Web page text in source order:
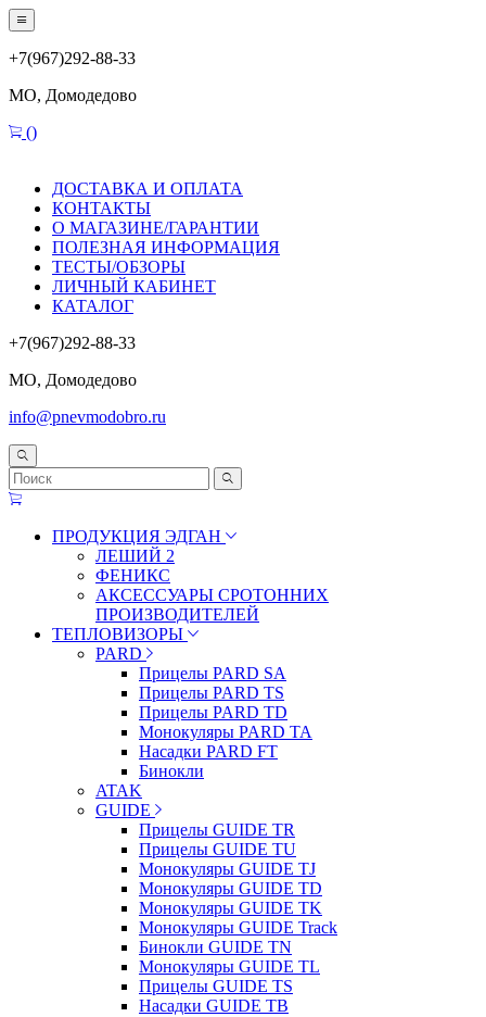
+7(967)292-88-33
МО, Домодедово
()
ДОСТАВКА И ОПЛАТА
КОНТАКТЫ
О МАГАЗИНЕ/ГАРАНТИИ
ПОЛЕЗНАЯ ИНФОРМАЦИЯ
ТЕСТЫ/ОБЗОРЫ
ЛИЧНЫЙ КАБИНЕТ
КАТАЛОГ
+7(967)292-88-33
МО, Домодедово
info@pnevmodobro.ru
ПРОДУКЦИЯ ЭДГАН
ЛЕШИЙ 2
ФЕНИКС
АКСЕССУАРЫ СРОТОННИХ
ПРОИЗВОДИТЕЛЕЙ
ТЕПЛОВИЗОРЫ
PARD
Прицелы PARD SA
Прицелы PARD TS
Прицелы PARD TD
Монокуляры PARD TA
Насадки PARD FT
Бинокли
ATAK
GUIDE
Прицелы GUIDE TR
Прицелы GUIDE TU
Монокуляры GUIDE TJ
Монокуляры GUIDE TD
Монокуляры GUIDE TK
Монокуляры GUIDE Track
Бинокли GUIDE TN
Монокуляры GUIDE TL
Прицелы GUIDE TS
Насадки GUIDE TB